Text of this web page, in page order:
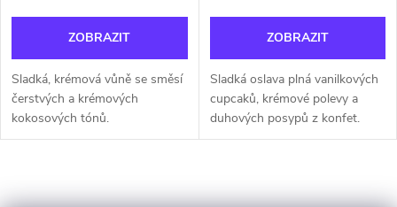
ZOBRAZIT
Sladká, krémová vůně se směsí
čerstvých a krémových
kokosových tónů.
ZOBRAZIT
Sladká oslava plná vanilkových
cupcaků, krémové polevy a
duhových posypů z konfet.
O